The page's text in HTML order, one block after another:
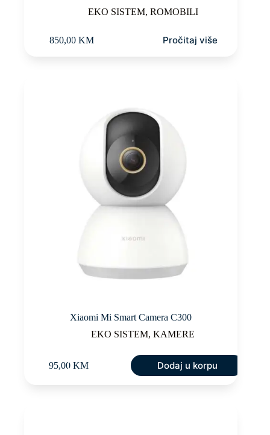
EKO SISTEM, ROMOBILI
850,00 KM Pročitaj više
Xiaomi Mi Smart Camera C300
EKO SISTEM,KAMERE
95,00 KM Dodaj u korpu